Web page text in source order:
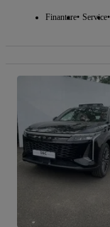
Finantare Service